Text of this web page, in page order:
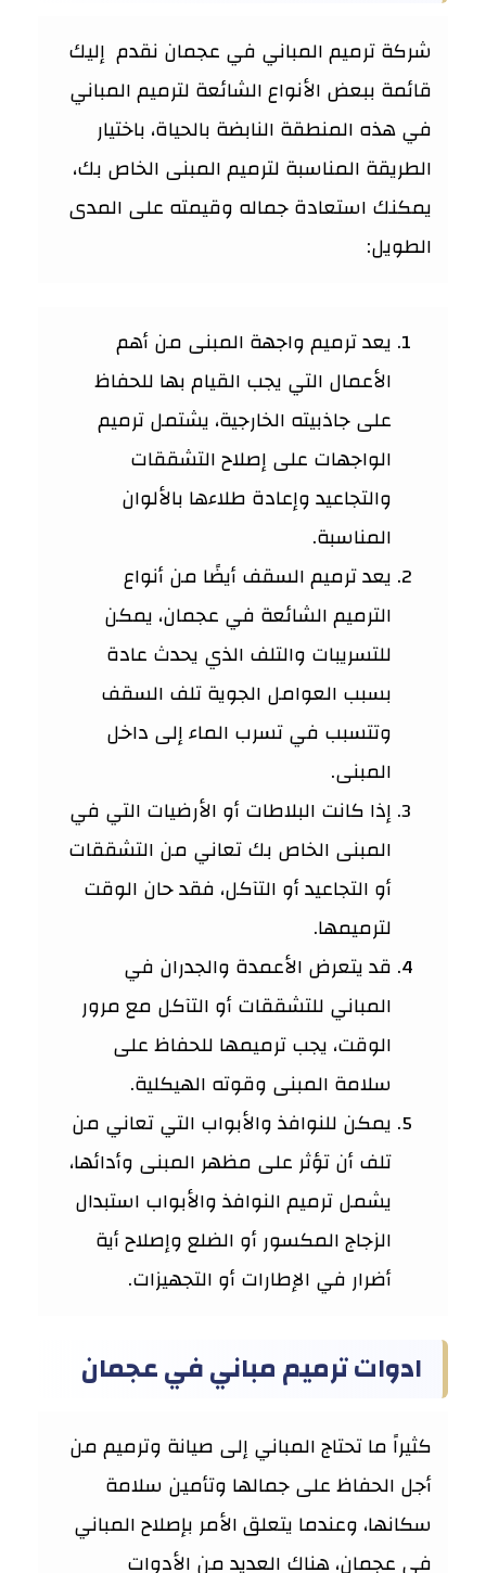
شركة ترميم المباني في عجمان نقدم إليك
قائمة ببعض الأنواع الشائعة لترميم المباني
في هذه المنطقة النابضة بالحياة، باختيار
الطريقة المناسبة لترميم المبنى الخاص بك،
يمكنك استعادة جماله وقيمته على المدى
الطويل:
يعد ترميم واجهة المبنى من أهم
الأعمال التي يجب القيام بها للحفاظ
على جاذبيته الخارجية، يشتمل ترميم
الواجهات على إصلاح التشققات
والتجاعيد وإعادة طلاءها بالألوان
المناسبة.
يعد ترميم السقف أيضًا من أنواع
الترميم الشائعة في عجمان، يمكن
للتسريبات والتلف الذي يحدث عادة
بسبب العوامل الجوية تلف السقف
وتتسبب في تسرب الماء إلى داخل
المبنى.
إذا كانت البلاطات أو الأرضيات التي في
المبنى الخاص بك تعاني من التشققات
أو التجاعيد أو التآكل، فقد حان الوقت
لترميمها.
قد يتعرض الأعمدة والجدران في
المباني للتشققات أو التآكل مع مرور
الوقت، يجب ترميمها للحفاظ على
سلامة المبنى وقوته الهيكلية.
يمكن للنوافذ والأبواب التي تعاني من
تلف أن تؤثر على مظهر المبنى وأدائها،
يشمل ترميم النوافذ والأبواب استبدال
الزجاج المكسور أو الضلع وإصلاح أية
أضرار في الإطارات أو التجهيزات.
ادوات ترميم مباني في عجمان
كثيراً ما تحتاج المباني إلى صيانة وترميم من
أجل الحفاظ على جمالها وتأمين سلامة
سكانها، وعندما يتعلق الأمر بإصلاح المباني
في عجمان، هناك العديد من الأدوات